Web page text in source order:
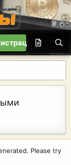
Please try